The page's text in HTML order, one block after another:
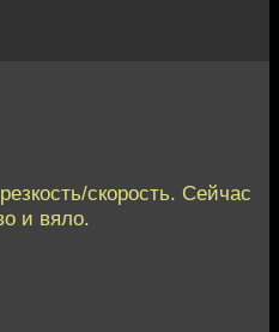
скорость. Сейчас
и вяло.